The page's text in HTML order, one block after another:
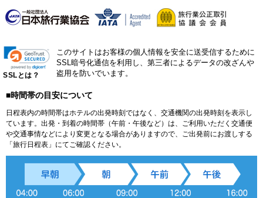
SSLとは？
このサイトはお客様の個人情報を安全に送受信するために
SSL暗号化通信を利用し、第三者によるデータの改ざんや
盗用を防いでいます。
■時間帯の目安について
日程表内の時間帯はホテルの出発時刻ではなく、交通機関の出発時刻を表示し
ています。出発・到着の時間帯（午前・午後など）は、ご利用いただく交通便
や交通事情などにより変更となる場合がありますので、ご出発前にお渡しする
「旅行日程表」にてご確認ください。